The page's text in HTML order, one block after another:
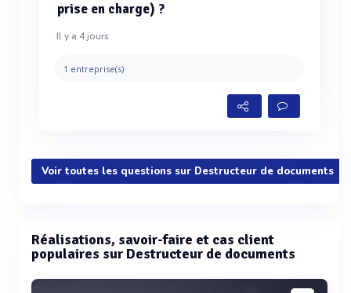
prise en charge) ?
Il y a 4 jours
1 entreprise(s)
Voir toutes les questions sur Destructeur de documents
Réalisations, savoir-faire et cas client
populaires sur Destructeur de documents